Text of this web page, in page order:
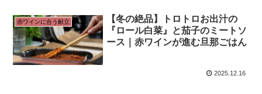
赤ワインに合う献立
【冬の絶品】トロトロお出汁の
『ロール白菜』と茄子のミートソ
ース｜赤ワインが進む旦那ごはん
2025.12.16